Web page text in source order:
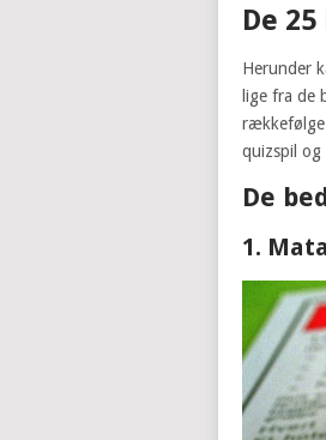
De
Herunder
lige fra de
rækkefølge
quizspil og
De
1.